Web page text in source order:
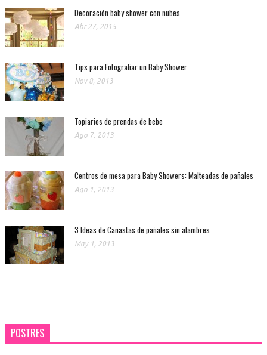
Decoración baby shower con nubes
Abr 27, 2015
Tips para Fotografiar un Baby Shower
Nov 8, 2013
Topiarios de prendas de bebe
Ago 7, 2013
Centros de mesa para Baby Showers: Malteadas de pañales
Ago 1, 2013
3 Ideas de Canastas de pañales sin alambres
May 1, 2013
POSTRES